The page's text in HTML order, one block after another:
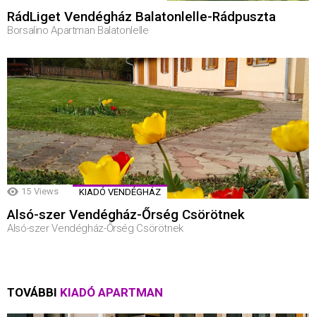
RádLiget Vendégház Balatonlelle-Rádpuszta
Borsalino Apartman Balatonlelle
15 Views KIADÓ VENDÉGHÁZ
Alsó-szer Vendégház-Őrség Csörötnek
Alsó-szer Vendégház-Őrség Csörötnek
TOVÁBBI KIADÓ APARTMAN